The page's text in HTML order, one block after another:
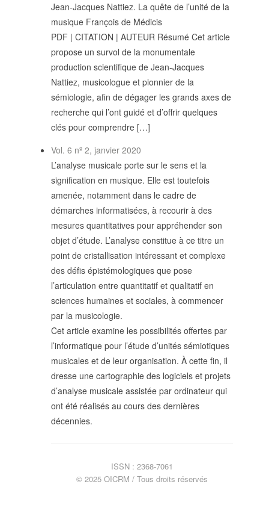
INFORMATIONS
MENTIONS LÉGALES,
CRÉDITS & CGU
NOUS CONTACTER
mailchimpfacebook instagram
googlelinkedinyoutube
Jean-Jacques Nattiez. La quête de l’unité de la
musique François de Médicis
PDF | CITATION | AUTEUR Résumé Cet article
propose un survol de la monumentale
production scientifique de Jean-Jacques
Nattiez, musicologue et pionnier de la
sémiologie, afin de dégager les grands axes de
recherche qui l’ont guidé et d’offrir quelques
clés pour comprendre […]
Vol. 6 nº 2, janvier 2020
L’analyse musicale porte sur le sens et la
signification en musique. Elle est toutefois
amenée, notamment dans le cadre de
démarches informatisées, à recourir à des
mesures quantitatives pour appréhender son
objet d’étude. L’analyse constitue à ce titre un
point de cristallisation intéressant et complexe
des défis épistémologiques que pose
l’articulation entre quantitatif et qualitatif en
sciences humaines et sociales, à commencer
par la musicologie.
Cet article examine les possibilités offertes par
l’informatique pour l’étude d’unités sémiotiques
musicales et de leur organisation. À cette fin, il
dresse une cartographie des logiciels et projets
d’analyse musicale assistée par ordinateur qui
ont été réalisés au cours des dernières
décennies.
ISSN : 2368-7061
© 2025 OICRM / Tous droits réservés